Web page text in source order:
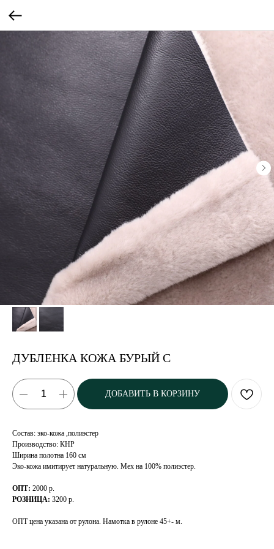
ДУБЛЕНКА КОЖА БУРЫЙ С
ДОБАВИТЬ В КОРЗИНУ
Состав: эко-кожа ,полиэстер
Производство: КНР
Ширина полотна 160 см
Эко-кожа имитирует натуральную. Мех на 100% полиэстер.
ОПТ: 2000 р.
РОЗНИЦА: 3200 р.
ОПТ цена указана от рулона. Намотка в рулоне 45+- м.